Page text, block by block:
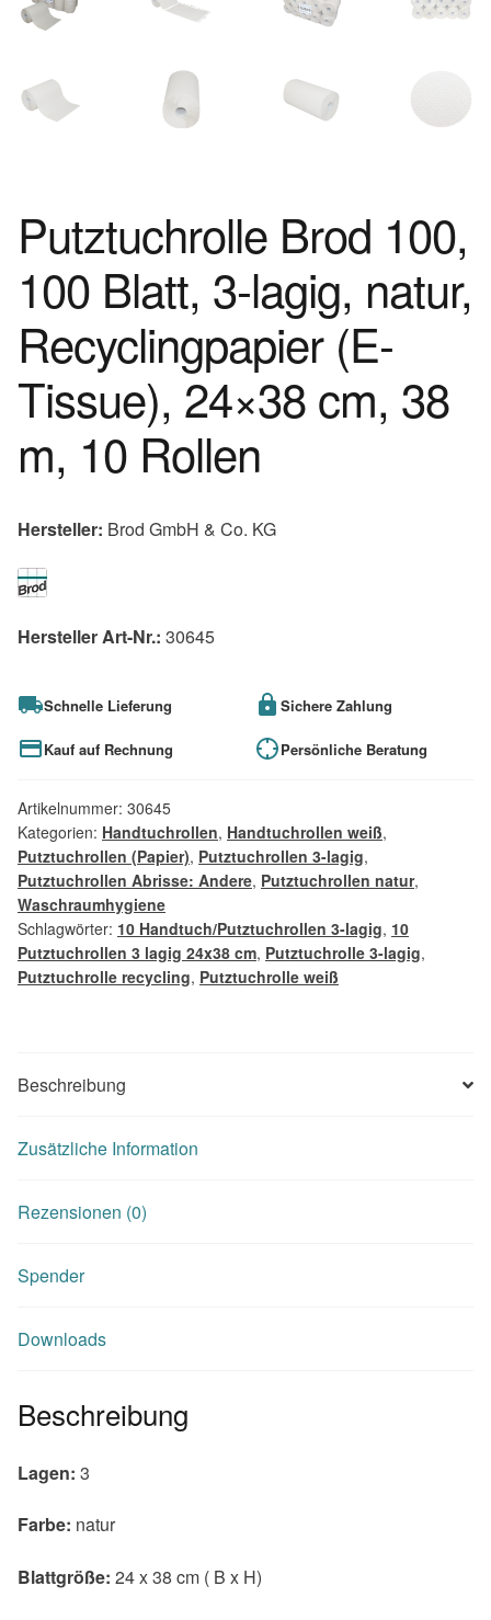
Putztuchrolle Brod 100,
100 Blatt, 3-lagig, natur,
Recyclingpapier (E-
Tissue), 24×38 cm, 38
m, 10 Rollen
Hersteller: Brod GmbH & Co. KG
Hersteller Art-Nr.: 30645
Schnelle Lieferung Sichere Zahlung
Kauf auf Rechnung Persönliche Beratung
Artikelnummer: 30645
Kategorien: Handtuchrollen, Handtuchrollen weiß,
Putztuchrollen (Papier), Putztuchrollen 3-lagig,
Putztuchrollen Abrisse: Andere, Putztuchrollen natur,
Waschraumhygiene
Schlagwörter: 10 Handtuch/Putztuchrollen 3-lagig, 10
Putztuchrollen 3 lagig 24x38 cm, Putztuchrolle 3-lagig,
Putztuchrolle recycling, Putztuchrolle weiß
Beschreibung
Zusätzliche Information
Rezensionen (0)
Spender
Downloads
Beschreibung
Lagen: 3
Farbe: natur
Blattgröße: 24 x 38 cm ( B x H)